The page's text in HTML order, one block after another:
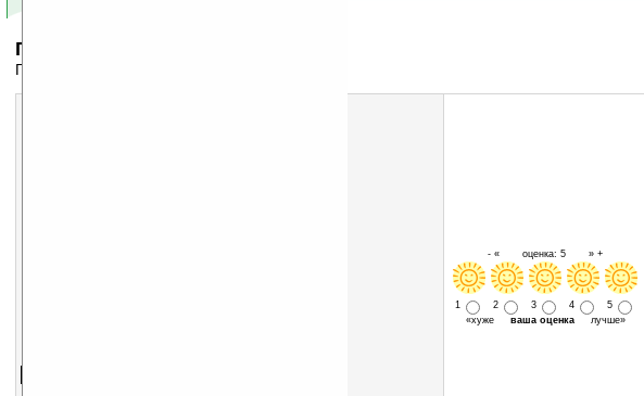
ПалмГИСGPS v3.0
Географическая Информационная Система
- « оценка: 5 » +
1 2 3 4
5
«хуже ваша оценкалучше»